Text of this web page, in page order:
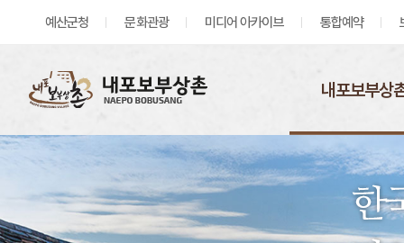
예산군청 문화관광 미디어 아카이브 통합예약
내포보부상